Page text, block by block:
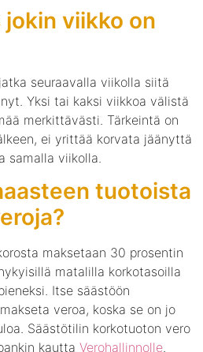
viikko on
seuraavalla viikolla siitä
Yksi tai kaksi viikkoa välistä
merkittävästi. Tärkeintä on
ei yrittää korvata jäänyttä
samalla viikolla.
tuotoista
maksetaan 30 prosentin
matalilla korkotasoilla
Itse säästöön
veroa, koska se on jo
Säästötilin korkotuoton vero
kautta Verohallinnolle.